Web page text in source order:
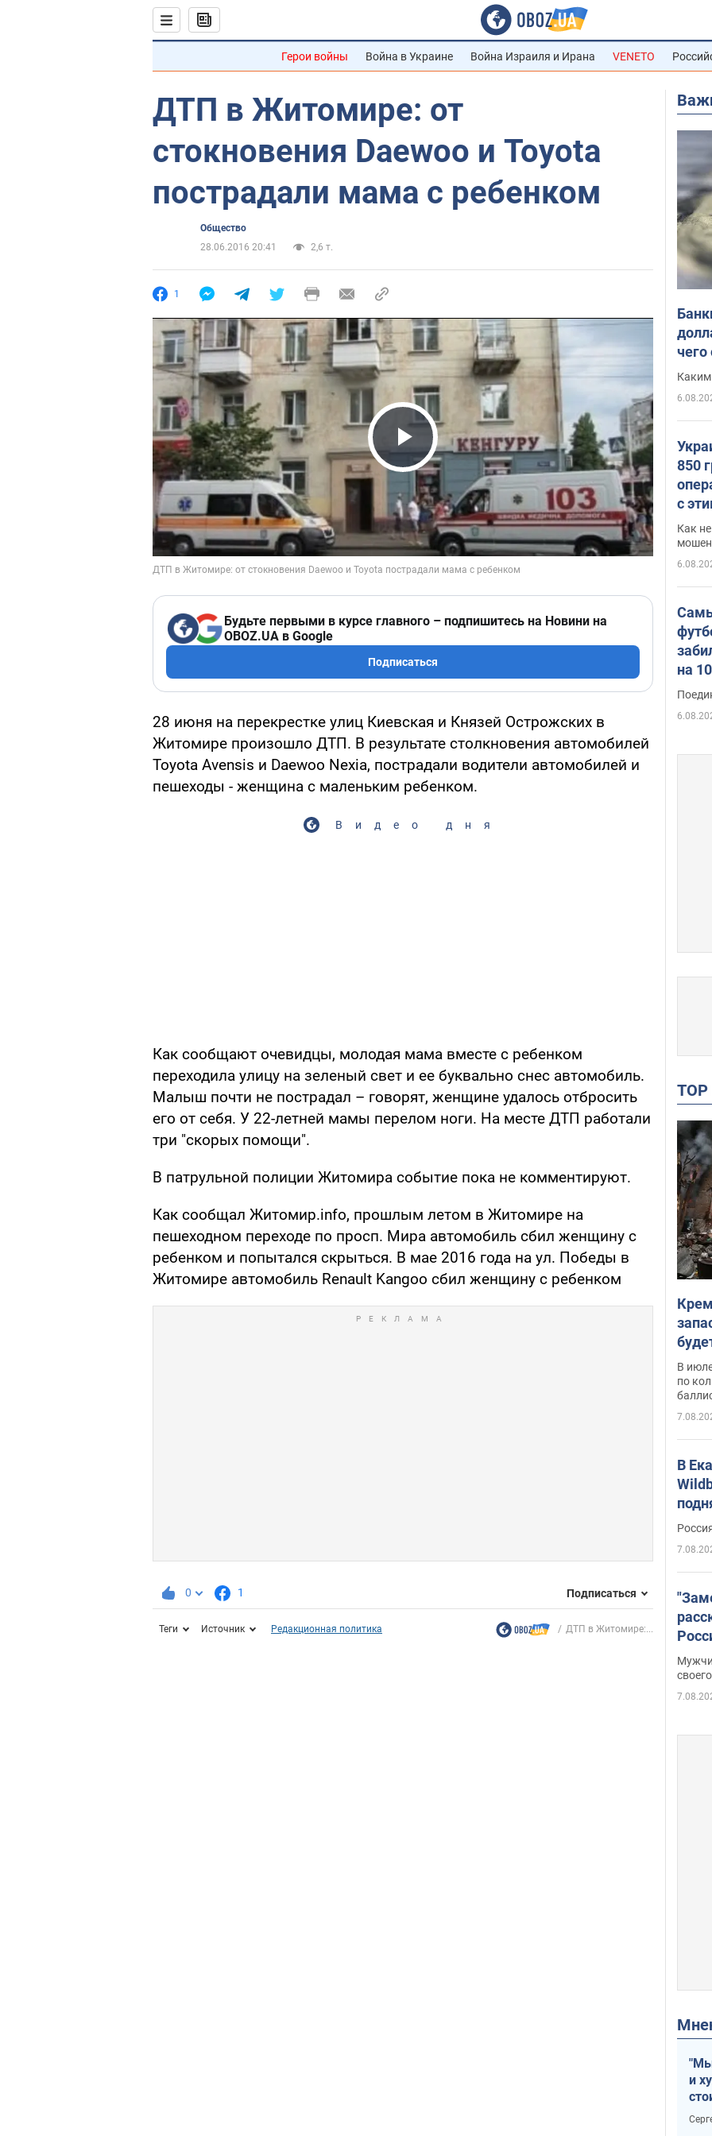
Герои войны Война в Украине Война Израиля и Ирана VENETO
ДТП в Житомире: от
стокновения Daewoo и Toyota
пострадали мама с ребенком
Общество
28.06.2016 20:41
2,6 т.
1
Play Video
Будьте первыми в курсе главного – подпишитесь на Новини на
OBOZ.UA в Google
Подписаться
28 июня на перекрестке улиц Киевская и Князей Острожских в
Житомире произошло ДТП. В результате столкновения автомобилей
Toyota Avensis и Daewoo Nexia, пострадали водители автомобилей и
пешеходы - женщина с маленьким ребенком.
Видео дня
Как сообщают очевидцы, молодая мама вместе с ребенком
переходила улицу на зеленый свет и ее буквально снес автомобиль.
Малыш почти не пострадал – говорят, женщине удалось отбросить
его от себя. У 22-летней мамы перелом ноги. На месте ДТП работали
три "скорых помощи".
В патрульной полиции Житомира событие пока не комментируют.
Как сообщал Житомир.info, прошлым летом в Житомире на
пешеходном переходе по просп. Мира автомобиль сбил женщину с
ребенком и попытался скрыться. В мае 2016 года на ул. Победы в
Житомире автомобиль Renault Kangoo сбил женщину с ребенком
0 1 Подписаться
Теги Источник Редакционная политика ДТП в Житомире:...
Каким
850
с
Как
на
В
по
В
Фото
и